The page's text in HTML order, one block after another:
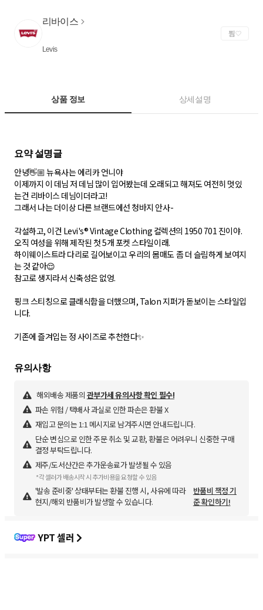
리바이스
Levis
찜
상품 정보 상세설명
요약 설명글
안녕👋🏼 뉴욕사는 에리카 언니야
이제까지 이 데님 저 데님 많이 입어봤는데 오래되고 해져도 여전히 멋있
는건 리바이스 데님이더라고!
그래서 나는 더이상 다른 브랜드에선 청바지 안사-
각설하고, 이건 Levi's® Vintage Clothing 컬렉션의 1950 701 진이야.
오직 여성을 위해 제작된 첫 5개 포켓 스타일이래.
하이웨이스트라 다리로 길어보이고 우리의 몸매도 좀 더 슬림하게 보여지
는 것 같아😌
참고로 생지라서 신축성은 없엉.
핑크 스티칭으로 클래식함을 더했으며, Talon 지퍼가 돋보이는 스타일입
니다.
유의사항
해외배송 제품의 관부가세 유의사항 확인 필수!
파손 위험 / 택배사 과실로 인한 파손은 환불 X
재입고 문의는 1:1 메시지로 남겨주시면 안내드립니다.
단순 변심으로 인한 주문 취소 및 교환, 환불은 어려우니 신중한 구매
결정 부탁드립니다.
제주/도서산간은 추가운송료가 발생될 수 있음
*각 셀러가 배송시작 시 추가비용을 요청할 수 있음
'발송 준비중' 상태부터는 환불 진행 시, 사유에 따라
현지/해외 반품비가 발생할 수 있습니다.
반품비 책정 기
준 확인하기!
YPT 셀러